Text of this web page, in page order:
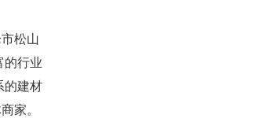
松山
的行业
的建材
家。